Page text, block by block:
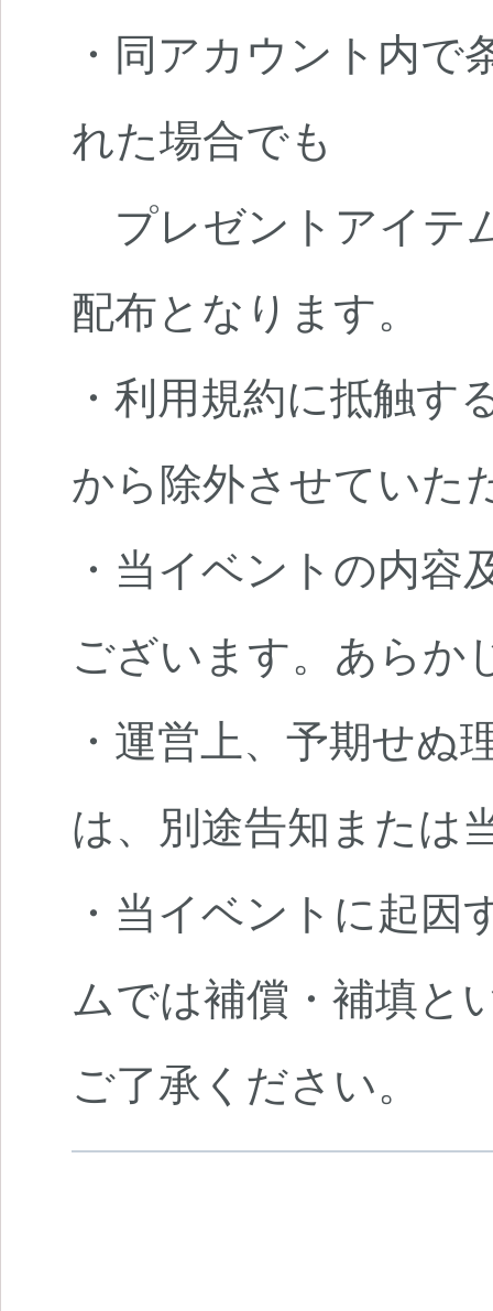
・同アカウント内
れた場合でも
プレゼントアイテ
配布となります。
・利用規約に抵触
から除外させていた
・当イベントの内
ございます。あらか
・運営上、予期せ
は、別途告知または
・当イベントに起
ムでは補償・補填と
ご了承ください。